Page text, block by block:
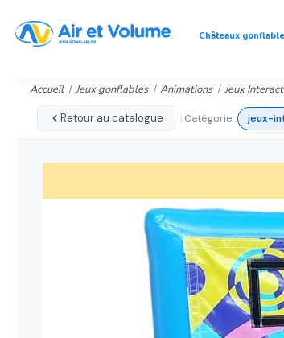
Châteaux
Accueil Jeux gonflables Animations Jeux
Retour au catalogue Catégorie : jeux-